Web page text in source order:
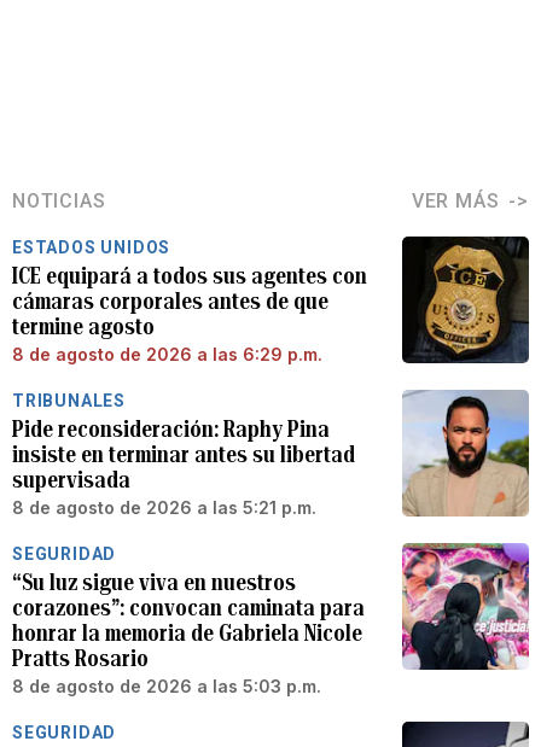
NOTICIAS VER MÁS
ESTADOS UNIDOS
ICE equipará a todos sus agentes con
cámaras corporales antes de que
termine agosto
8 de agosto de 2026 a las 6:29 p.m.
TRIBUNALES
Pide reconsideración: Raphy Pina
insiste en terminar antes su libertad
supervisada
8 de agosto de 2026 a las 5:21 p.m.
SEGURIDAD
“Su luz sigue viva en nuestros
corazones”: convocan caminata para
honrar la memoria de Gabriela Nicole
Pratts Rosario
8 de agosto de 2026 a las 5:03 p.m.
SEGURIDAD